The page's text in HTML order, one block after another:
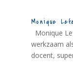
Monique
Monique
werkzaam
docent,